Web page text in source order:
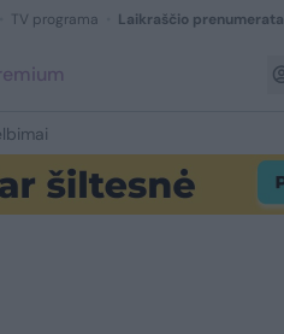
TV programa Laikraščio prenumerata